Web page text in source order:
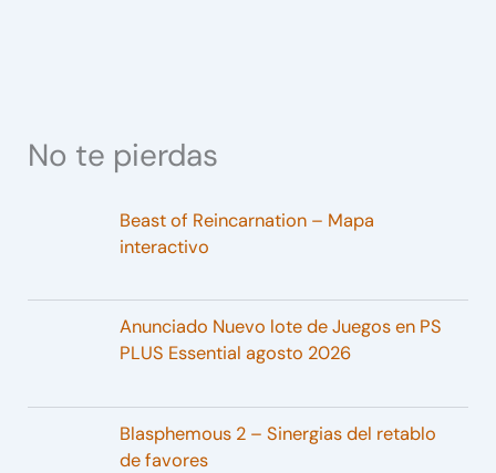
No te pierdas
Beast of Reincarnation – Mapa
interactivo
Anunciado Nuevo lote de Juegos en PS
PLUS Essential agosto 2026
Blasphemous 2 – Sinergias del retablo
de favores